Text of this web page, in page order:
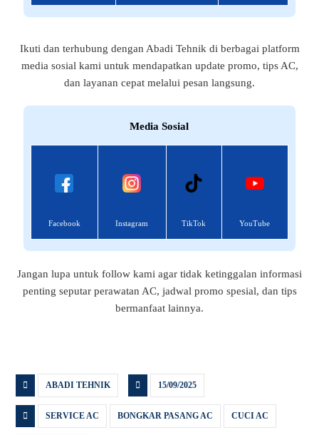
Ikuti dan terhubung dengan Abadi Tehnik di berbagai platform
media sosial kami untuk mendapatkan update promo, tips AC,
dan layanan cepat melalui pesan langsung.
Media Sosial
Facebook Instagram TikTok YouTube
Jangan lupa untuk follow kami agar tidak ketinggalan informasi
penting seputar perawatan AC, jadwal promo spesial, dan tips
bermanfaat lainnya.
ABADI TEHNIK 15/09/2025
SERVICE AC BONGKAR PASANG AC CUCI AC